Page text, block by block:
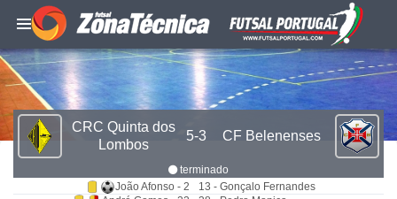
CRC Quinta dos
Lombos
5-3 CF Belenenses
terminado
João Afonso - 2
13 - Gonçalo Fernandes